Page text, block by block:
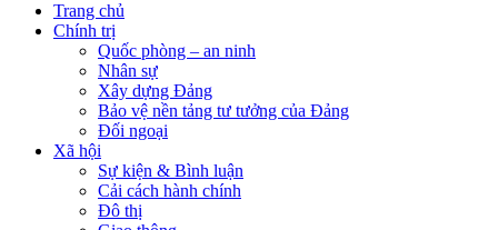
Trang chủ
Chính trị
Quốc phòng – an ninh
Nhân sự
Xây dựng Đảng
Bảo vệ nền tảng tư tưởng của Đảng
Đối ngoại
Xã hội
Sự kiện & Bình luận
Cải cách hành chính
Đô thị